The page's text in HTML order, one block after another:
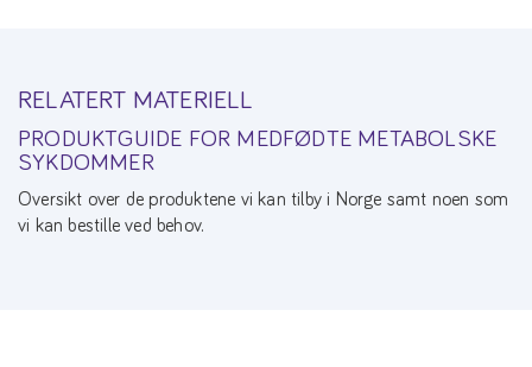
RELATERT MATERIELL
PRODUKTGUIDE FOR MEDFØDTE METABOLSKE
SYKDOMMER
Oversikt over de produktene vi kan tilby i Norge samt noen som
vi kan bestille ved behov.